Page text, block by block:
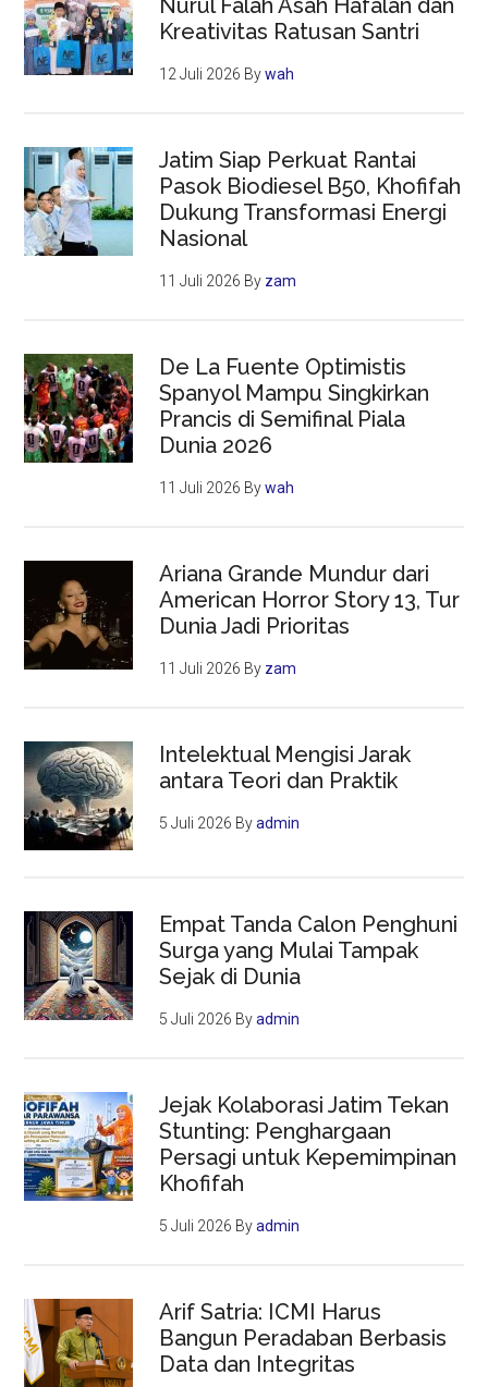
Nurul Falah Asah Hafalan dan
Kreativitas Ratusan Santri
12 Juli 2026 Bywah
Jatim Siap Perkuat Rantai
Pasok Biodiesel B50, Khofifah
Dukung Transformasi Energi
Nasional
11 Juli 2026 By zam
De La Fuente Optimistis
Spanyol Mampu Singkirkan
Prancis di Semifinal Piala
Dunia 2026
11 Juli 2026 Bywah
Ariana Grande Mundur dari
American Horror Story 13, Tur
Dunia Jadi Prioritas
11 Juli 2026 By zam
Intelektual Mengisi Jarak
antara Teori dan Praktik
5 Juli 2026 Byadmin
Empat Tanda Calon Penghuni
Surga yang Mulai Tampak
Sejak di Dunia
5 Juli 2026 Byadmin
Jejak Kolaborasi Jatim Tekan
Stunting: Penghargaan
Persagi untuk Kepemimpinan
Khofifah
5 Juli 2026 Byadmin
Arif Satria: ICMI Harus
Bangun Peradaban Berbasis
Data dan Integritas